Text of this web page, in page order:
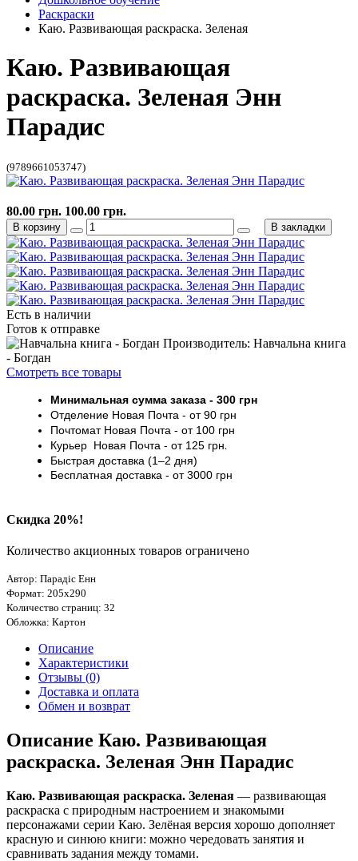
Раскраски
Каю. Развивающая раскраска. Зеленая
Каю. Развивающая
раскраска. Зеленая Энн
Парадис
(9789661053747)
Есть в наличии
Готов к отправке
Производитель: Навчальна книга
- Богдан
Смотреть все товары
Минимальная сумма заказа - 300 грн
Отделение Новая Почта - от 90 грн
ПочтоматНовая Почта - от 100 грн
Курьер Новая Почта - от 125 грн.
Быстрая доставка (1–2 дня)
Бесплатная доставка - от 3000 грн
Скидка 20%!
Количество акционных товаров ограничено
Автор: Парадіс Енн
Формат: 205х290
Количество страниц: 32
Обложка: Картон
80.00 грн. 100.00 грн.
В корзину В закладки
Описание
Характеристики
Отзывы (0)
Доставка и оплата
Обмен и возврат
Описание Каю. Развивающая
раскраска. Зеленая Энн Парадис
Каю. Развивающая раскраска. Зеленая — развивающая
раскраска с природным настроением и знакомыми
персонажами серии Каю. Зелёная версия хорошо дополняет
красную и синюю книги: можно чередовать занятия и
сравнивать задания между томами.